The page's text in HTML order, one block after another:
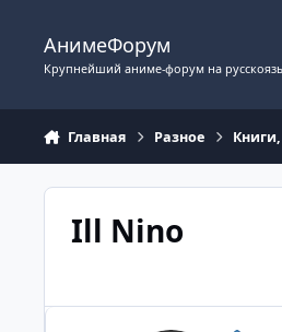
АнимеФорум
Крупнейший аниме-форум на
Главная Разное
Ill Nino